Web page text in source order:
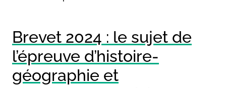
Brevet 2024 : le sujet de
l’épreuve d’histoire-
géographie et